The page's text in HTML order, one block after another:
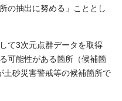
の抽出に努める」こととし
て3次元点群データを取得
可能性がある箇所（候補箇
土砂災害警戒等の候補箇所で